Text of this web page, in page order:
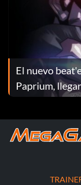
El nuevo
Paprium,